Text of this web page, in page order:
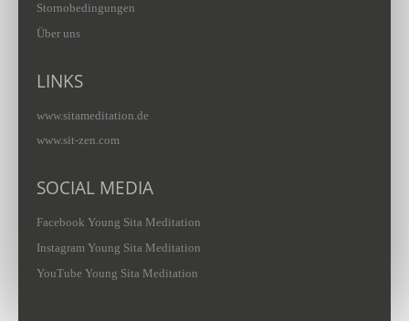
Stornobedingungen
Über uns
LINKS
www.sitameditation.de
www.sit-zen.com
SOCIAL MEDIA
Facebook Young Sita Meditation
Instagram Young Sita Meditation
YouTube Young Sita Meditation